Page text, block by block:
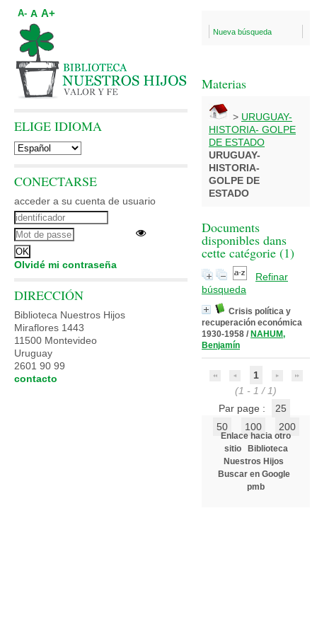
Nueva búsqueda
Materias
> URUGUAY-
HISTORIA- GOLPE
DE ESTADO
URUGUAY-
HISTORIA-
GOLPE DE
ESTADO
Documents
disponibles dans
cette catégorie (1)
Refinar
búsqueda
Crisis política y
recuperación económica
1930-1958 / NAHUM,
Benjamín
1
(1 - 1 / 1)
Par page :
25
50
100 200
Enlace hacia otro
sitio
Biblioteca
Nuestros Hijos
Buscar en Google
pmb
A- A A+
ELIGE IDIOMA
CONECTARSE
acceder a su cuenta de usuario
Olvidé mi contraseña
DIRECCIÓN
Biblioteca Nuestros Hijos
Miraflores 1443
11500 Montevideo
Uruguay
2601 90 99
contacto